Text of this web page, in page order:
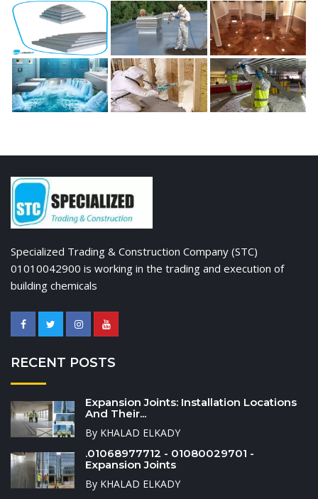
Specialized Trading & Construction Company (STC)
01010042900 is working in the trading and execution of
building chemicals
RECENT POSTS
Expansion Joints: Installation Locations
And Their...
By KHALAD ELKADY
.01068977712 - 01080029701 -
Expansion Joints
By KHALAD ELKADY